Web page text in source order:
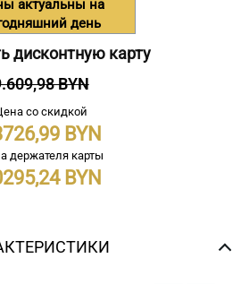
актуальны на
день
дисконтную карту
BYN
со скидкой
держателя карты